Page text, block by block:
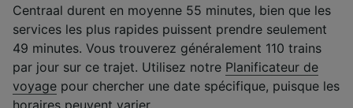
Centraal durent en moyenne 55 minutes, bien que les
services les plus rapides puissent prendre seulement
49 minutes. Vous trouverez généralement 110 trains
par jour sur ce trajet. Utilisez notre Planificateur de
voyage pour chercher une date spécifique, puisque les
horaires peuvent varier.